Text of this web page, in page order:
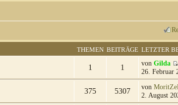
THEMEN BEITRÄGE LETZTER
1 1 von Gilda
26. Februar
375 5307 von
2. August